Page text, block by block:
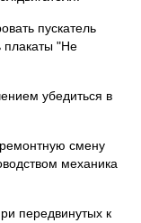
пускатель
плакаты "Не
убедиться в
смену
механика
передвинутых к